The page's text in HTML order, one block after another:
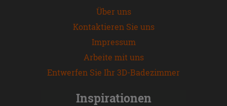
Über uns
Kontaktieren Sie uns
Impressum
Arbeite mit uns
Entwerfen Sie Ihr 3D-Badezimmer
Inspirationen